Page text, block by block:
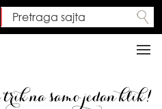
Search form
Pretraga sajta